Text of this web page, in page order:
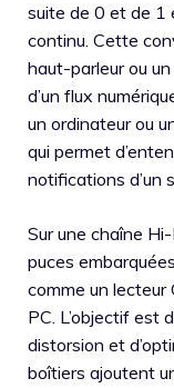
suite de 0 et de 1
continu. Cette
haut-parleur ou
d’un flux
un ordinateur ou
qui permet
notifications d’un
Sur une chaîne
puces
comme un lecteur
PC. L’objectif est
distorsion et
boîtiers ajoutent